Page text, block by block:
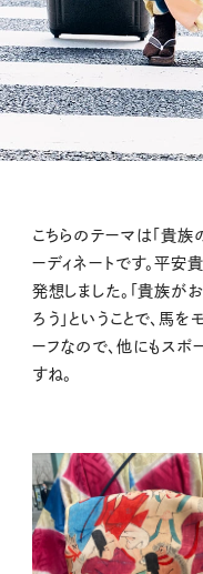
こちらのテーマは「貴族
ーディネートです。平安
発想しました。「貴族が
ろう」ということで、馬
ーフなので、他にもス
すね。